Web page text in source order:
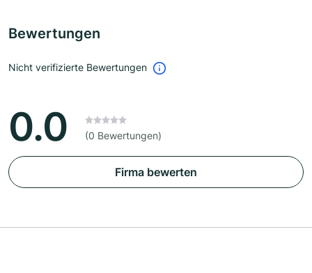
Bewertungen
Nicht verifizierte Bewertungen
0.0 (0 Bewertungen)
Firma bewerten